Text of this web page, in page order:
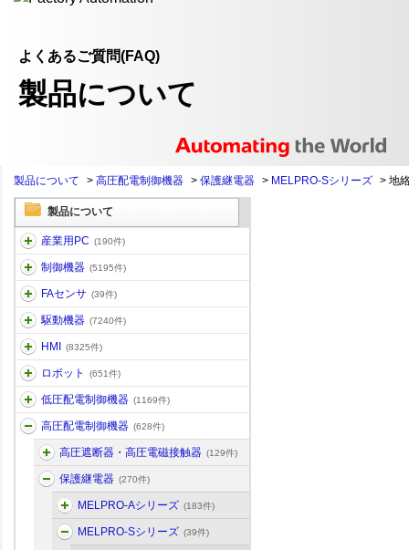
よくあるご質問(FAQ)
製品について
製品について > 高圧配電制御機器 > 保護継電器 > MELPRO-Sシリーズ > 地
製品について
産業用PC (190件)
制御機器 (5195件)
FAセンサ (39件)
駆動機器 (7240件)
HMI (8325件)
ロボット (651件)
低圧配電制御機器 (1169件)
高圧配電制御機器 (628件)
高圧遮断器・高圧電磁接触器 (129件)
保護継電器 (270件)
MELPRO-Aシリーズ (183件)
MELPRO-Sシリーズ (39件)